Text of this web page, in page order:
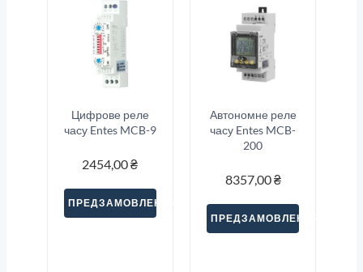
Цифрове реле
часу Entes MCB-9
2454,00₴
ПРЕДЗАМОВЛЕННЯ
Автономне реле
часу Entes MCB-
200
8357,00₴
ПРЕДЗАМОВЛЕННЯ